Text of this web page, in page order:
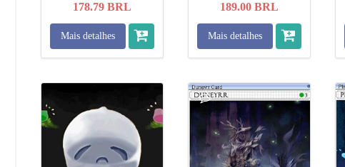
178.79 BRL
Mais detalhes
189.00 BRL
Mais detalhes